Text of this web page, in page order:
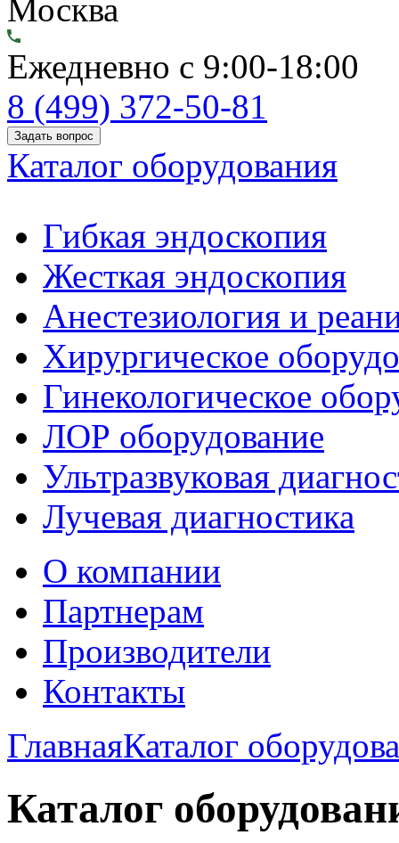
Москва
Ежедневно с 9:00-18:00
8 (499) 372-50-81
Задать вопрос
Каталог оборудования
Гибкая эндоскопия
Жесткая эндоскопия
Анестезиология и
Хирургическое
Гинекологическое
ЛОР оборудование
Ультразвуковая
Лучевая диагностика
О компании
Партнерам
Производители
Контакты
ГлавнаяКаталог
Каталог